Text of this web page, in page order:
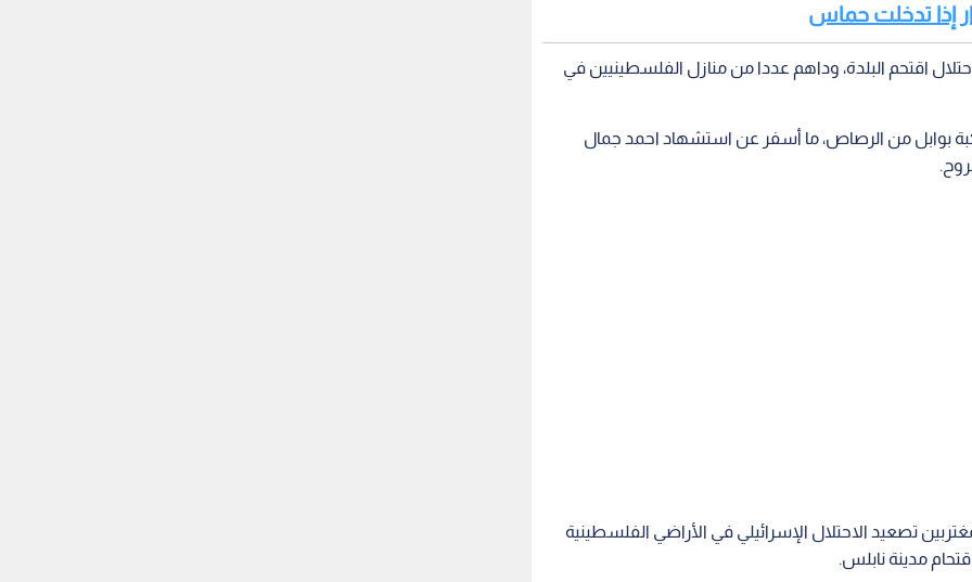
إذا تدخلت حماس
اقتحم البلدة، وداهم عددا من منازل الفلسطينيين في
بوابل من الرصاص، ما أسفر عن استشهاد احمد جمال
تصعيد الاحتلال الإسرائيلي في الأراضي الفلسطينية
مدينة نابلس.